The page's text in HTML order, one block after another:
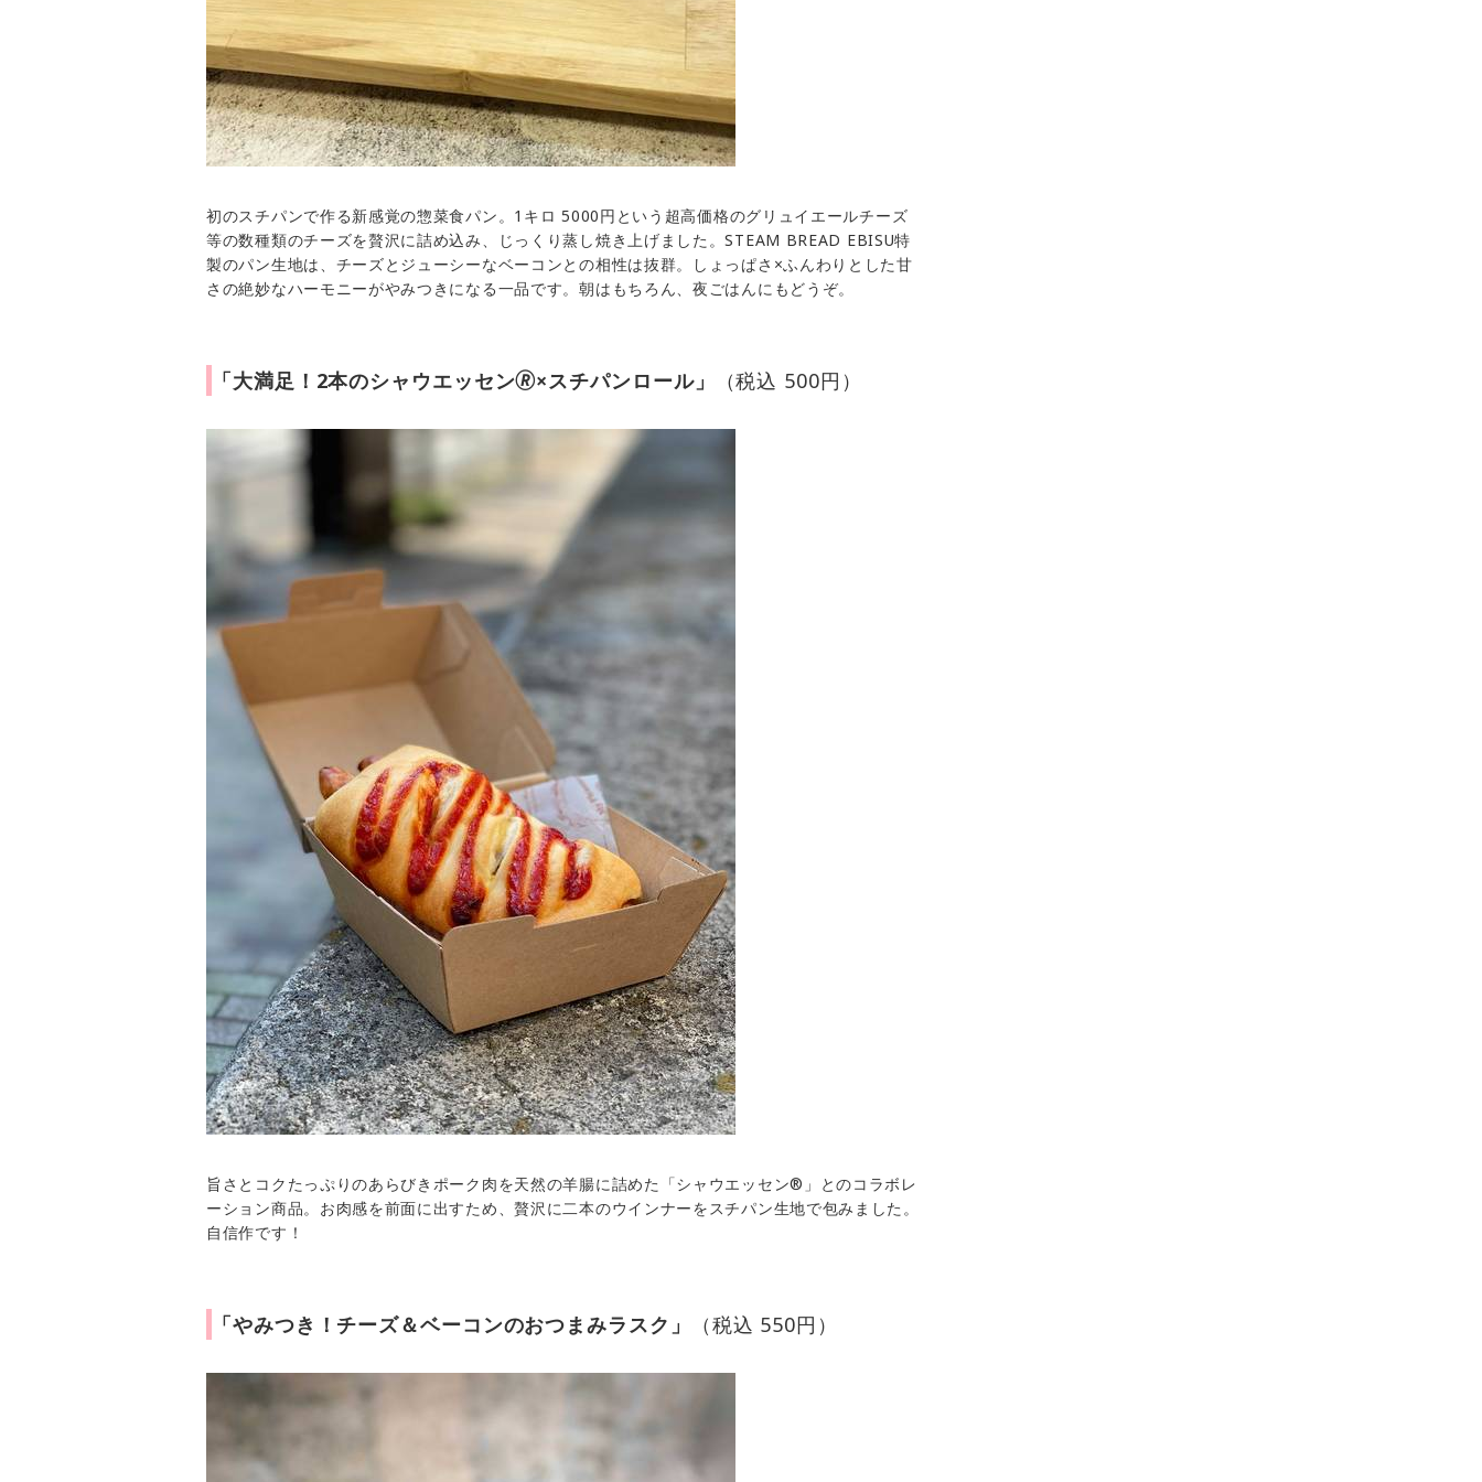
初のスチパンで作る新感覚の惣菜食パン。1キロ 5000円という超高価格のグリュイエールチーズ
等の数種類のチーズを贅沢に詰め込み、じっくり蒸し焼き上げました。STEAM BREAD EBISU特
製のパン生地は、チーズとジューシーなベーコンとの相性は抜群。しょっぱさ×ふんわりとした甘
さの絶妙なハーモニーがやみつきになる一品です。朝はもちろん、夜ごはんにもどうぞ。
「大満足！2本のシャウエッセン🄬×スチパンロール」 （税込 500円）
旨さとコクたっぷりのあらびきポーク肉を天然の羊腸に詰めた「シャウエッセン®」とのコラボレ
ーション商品。お肉感を前面に出すため、贅沢に二本のウインナーをスチパン生地で包みました。
自信作です！
「やみつき！チーズ＆ベーコンのおつまみラスク」 （税込 550円）